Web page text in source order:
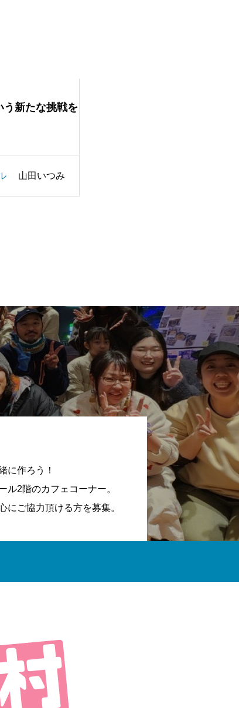
挑戦をし
つみ
に作ろう！
ル2階のカフェコーナー。
にご協力頂ける方を募集。